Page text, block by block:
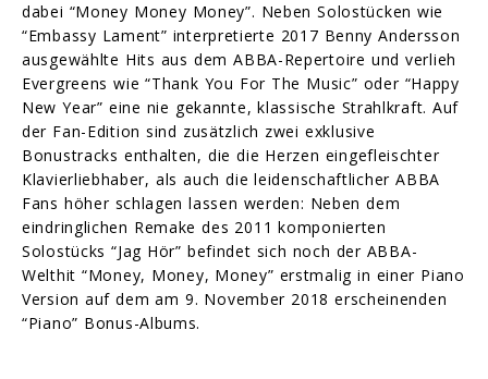
dabei “Money Money Money”. Neben Solostücken wie
“Embassy Lament” interpretierte 2017 Benny Andersson
ausgewählte Hits aus dem ABBA-Repertoire und verlieh
Evergreens wie “Thank You For The Music” oder “Happy
New Year” eine nie gekannte, klassische Strahlkraft. Auf
der Fan-Edition sind zusätzlich zwei exklusive
Bonustracks enthalten, die die Herzen eingefleischter
Klavierliebhaber, als auch die leidenschaftlicher ABBA
Fans höher schlagen lassen werden: Neben dem
eindringlichen Remake des 2011 komponierten
Solostücks “Jag Hör” befindet sich noch der ABBA-
Welthit “Money, Money, Money” erstmalig in einer Piano
Version auf dem am 9. November 2018 erscheinenden
“Piano” Bonus-Albums.